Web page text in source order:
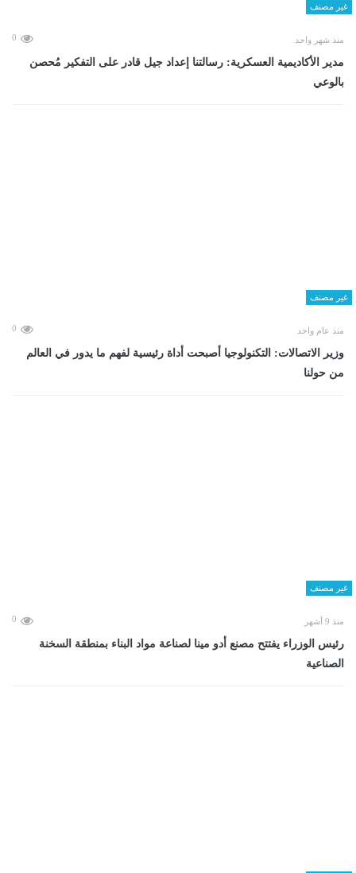
غير مصنف
منذ شهر واحد 0
مدير الأكاديمية العسكرية: رسالتنا إعداد جيل قادر على التفكير مُحصن
بالوعي
غير مصنف
منذ عام واحد 0
وزير الاتصالات: التكنولوجيا أصبحت أداة رئيسية لفهم ما يدور في العالم
من حولنا
غير مصنف
منذ 9 أشهر 0
رئيس الوزراء يفتتح مصنع أدو مينا لصناعة مواد البناء بمنطقة السخنة
الصناعية